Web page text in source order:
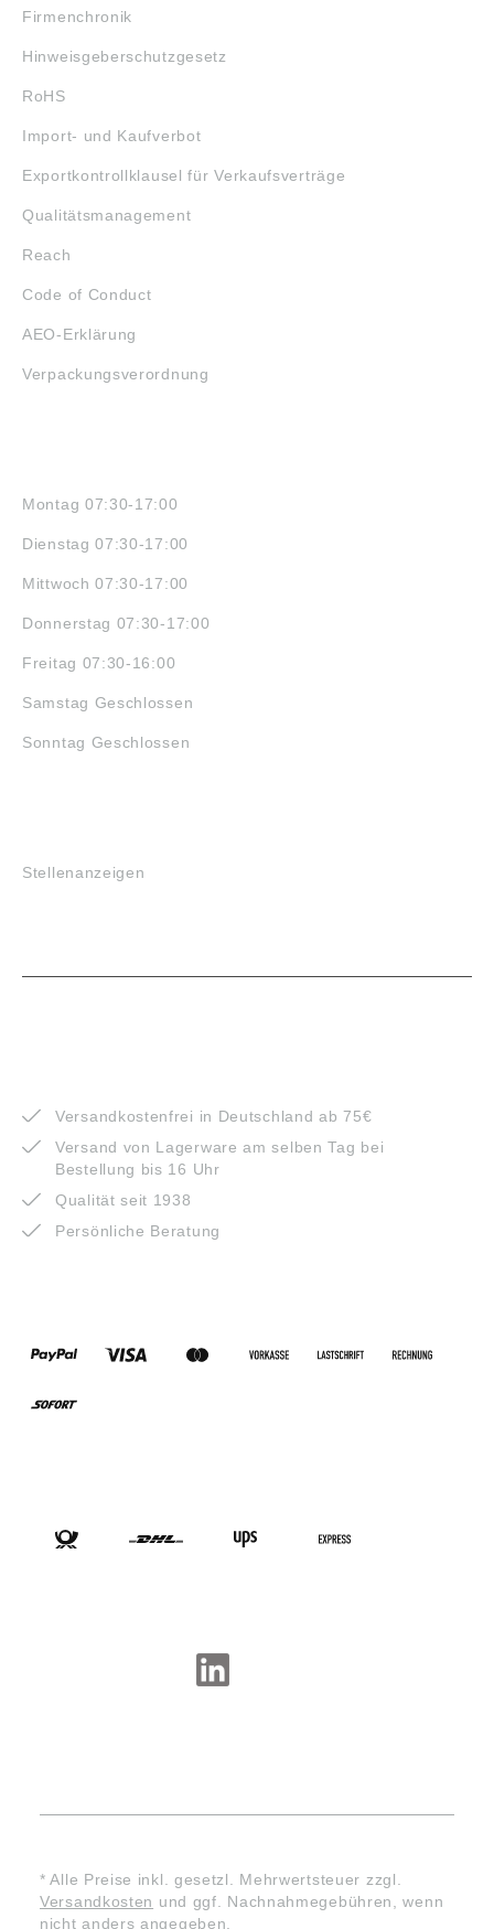
Firmenchronik
Hinweisgeberschutzgesetz
RoHS
Import- und Kaufverbot
Exportkontrollklausel für Verkaufsverträge
Qualitätsmanagement
Reach
Code of Conduct
AEO-Erklärung
Verpackungsverordnung
Montag 07:30-17:00
Dienstag 07:30-17:00
Mittwoch 07:30-17:00
Donnerstag 07:30-17:00
Freitag 07:30-16:00
Samstag Geschlossen
Sonntag Geschlossen
Stellenanzeigen
Versandkostenfrei in Deutschland ab 75€
Versand von Lagerware am selben Tag bei
Bestellung bis 16 Uhr
Qualität seit 1938
Persönliche Beratung
* Alle Preise inkl. gesetzl. Mehrwertsteuer zzgl.
Versandkosten und ggf. Nachnahmegebühren, wenn
nicht anders angegeben.